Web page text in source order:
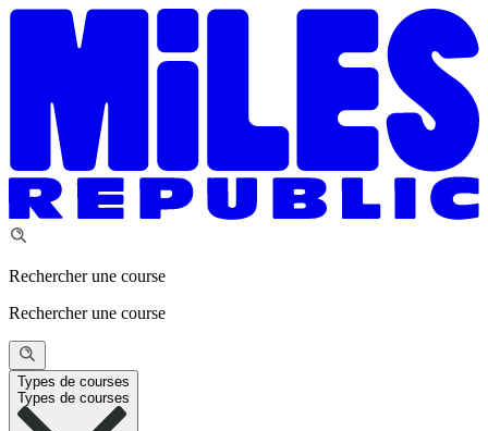
Rechercher une course
Rechercher une course
Types de courses
Types de courses